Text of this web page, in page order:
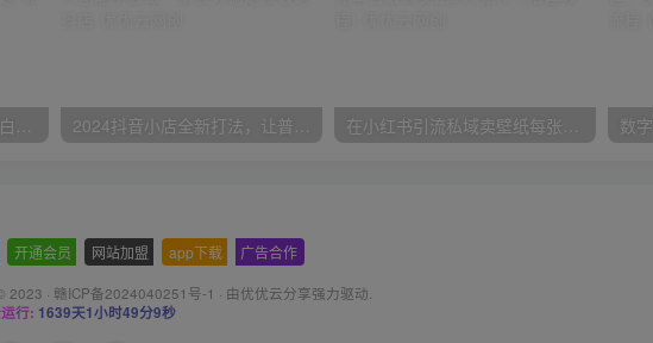
一份资料多种变现方式，小白也能轻松上手，日入800不是问题 2024抖音小店全新打法，让普通人也能学会做一家长久稳定赚钱的抖店 在小红书引流私域卖壁纸每张29元单日最高卖出200张(0-1搭建教程)
开通会员 网站加盟 app下载 广告合作
2023 · 赣ICP备2024040251号-1 · 由优优云分享强力驱动.
行: 1639天1小时49分10秒